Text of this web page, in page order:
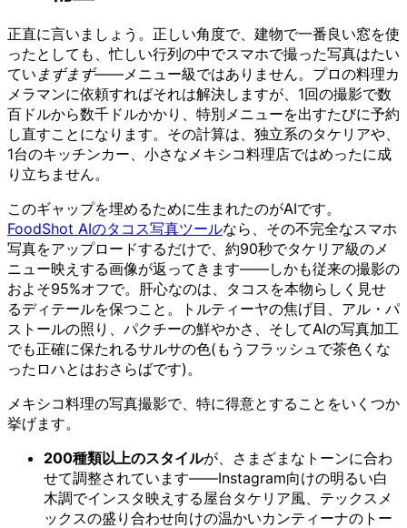
正直に言いましょう。正しい角度で、建物で一番良い窓を使
ったとしても、忙しい行列の中でスマホで撮った写真はたい
てい まずまず——メニュー級ではありません。プロの料理カ
メラマンに依頼すればそれは解決しますが、1回の撮影で数
百ドルから数千ドルかかり、特別メニューを出すたびに予約
し直すことになります。その計算は、独立系のタケリアや、
1台のキッチンカー、小さなメキシコ料理店ではめったに成
り立ちません。
このギャップを埋めるために生まれたのがAIです。
FoodShot AIのタコス写真ツールなら、その不完全なスマホ
写真をアップロードするだけで、約90秒でタケリア級のメ
ニュー映えする画像が返ってきます——しかも従来の撮影の
およそ95%オフで。肝心なのは、タコスを本物らしく見せ
るディテールを保つこと。トルティーヤの焦げ目、アル・パ
ストールの照り、パクチーの鮮やかさ、そしてAIの写真加工
でも正確に保たれるサルサの色(もうフラッシュで茶色くな
ったロハとはおさらばです)。
メキシコ料理の写真撮影で、特に得意とすることをいくつか
挙げます。
200種類以上のスタイルが、さまざまなトーンに合わ
せて調整されています——Instagram向けの明るい白
木調でインスタ映えする屋台タケリア風、テックスメ
ックスの盛り合わせ向けの温かいカンティーナのトー